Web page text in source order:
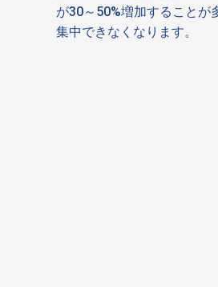
が30～50%増加することが
集中できなくなります。